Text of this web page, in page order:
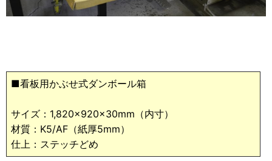
■看板用かぶせ式ダンボール箱
サイズ：1,820×920×30mm（内寸）
材質：K5/AF（紙厚5mm）
仕上：ステッチどめ